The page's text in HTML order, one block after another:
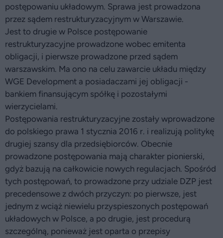
postępowaniu układowym. Sprawa jest prowadzona
przez sądem restrukturyzacyjnym w Warszawie.
Jest to drugie w Polsce postępowanie
restrukturyzacyjne prowadzone wobec emitenta
obligacji, i pierwsze prowadzone przed sądem
warszawskim. Ma ono na celu zawarcie układu między
WGE Development a posiadaczami jej obligacji -
bankiem finansującym spółkę i pozostałymi
wierzycielami.
Postępowania restrukturyzacyjne zostały wprowadzone
do polskiego prawa 1 stycznia 2016 r. i realizują politykę
drugiej szansy dla przedsiębiorców. Obecnie
prowadzone postępowania mają charakter pionierski,
gdyż bazują na całkowicie nowych regulacjach. Spośród
tych postępowań, to prowadzone przy udziale DZP jest
precedensowe z dwóch przyczyn: po pierwsze, jest
jednym z wciąż niewielu przyspieszonych postępowań
układowych w Polsce, a po drugie, jest procedurą
szczególną, ponieważ jest oparta o przepisy